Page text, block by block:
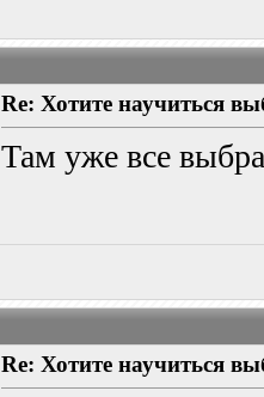
Re: Хотите научиться
Там уже все
Re: Хотите научиться